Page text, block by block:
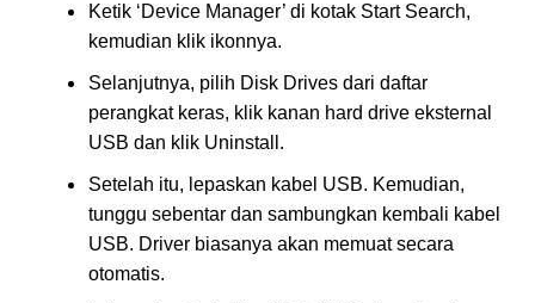
Ketik ‘Device Manager’ di kotak Start Search,
kemudian klik ikonnya.
Selanjutnya, pilih Disk Drives dari daftar
perangkat keras, klik kanan hard drive eksternal
USB dan klik Uninstall.
Setelah itu, lepaskan kabel USB. Kemudian,
tunggu sebentar dan sambungkan kembali kabel
USB. Driver biasanya akan memuat secara
otomatis.